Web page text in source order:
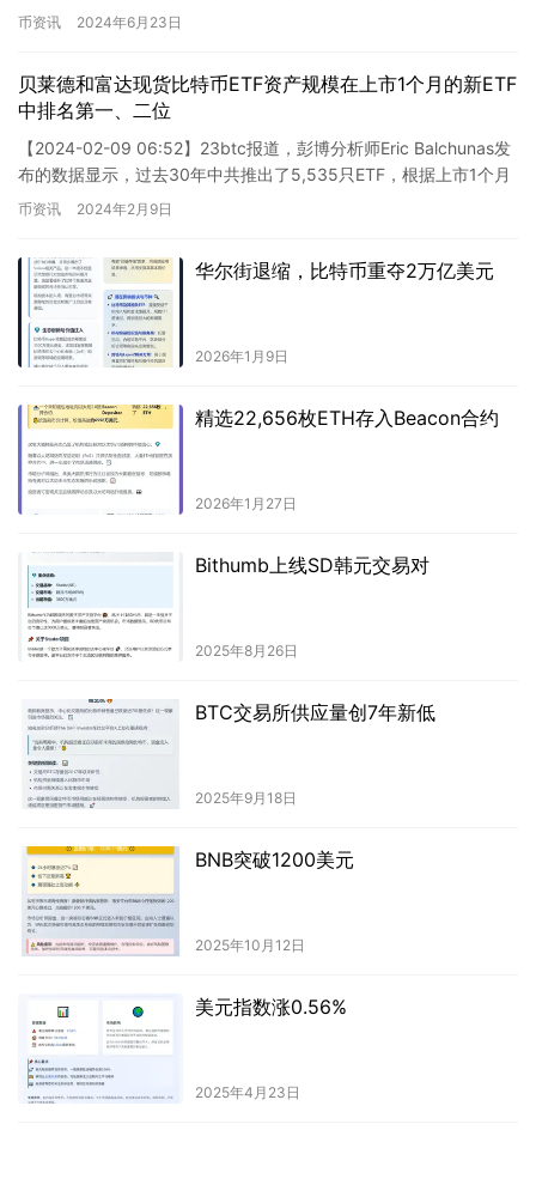
有法币支持的稳定币储备。Clea…
币资讯 2024年6月23日
贝莱德和富达现货比特币ETF资产规模在上市1个月的新ETF
中排名第一、二位
【2024-02-09 06:52】23btc报道，彭博分析师Eric Balchunas发
布的数据显示，过去30年中共推出了5,535只ETF，根据上市1个月
后按资产划分的排名，…
币资讯 2024年2月9日
华尔街退缩，比特币重夺2万亿美元
2026年1月9日
精选22,656枚ETH存入Beacon合约
2026年1月27日
Bithumb上线SD韩元交易对
2025年8月26日
BTC交易所供应量创7年新低
2025年9月18日
BNB突破1200美元
2025年10月12日
美元指数涨0.56%
2025年4月23日